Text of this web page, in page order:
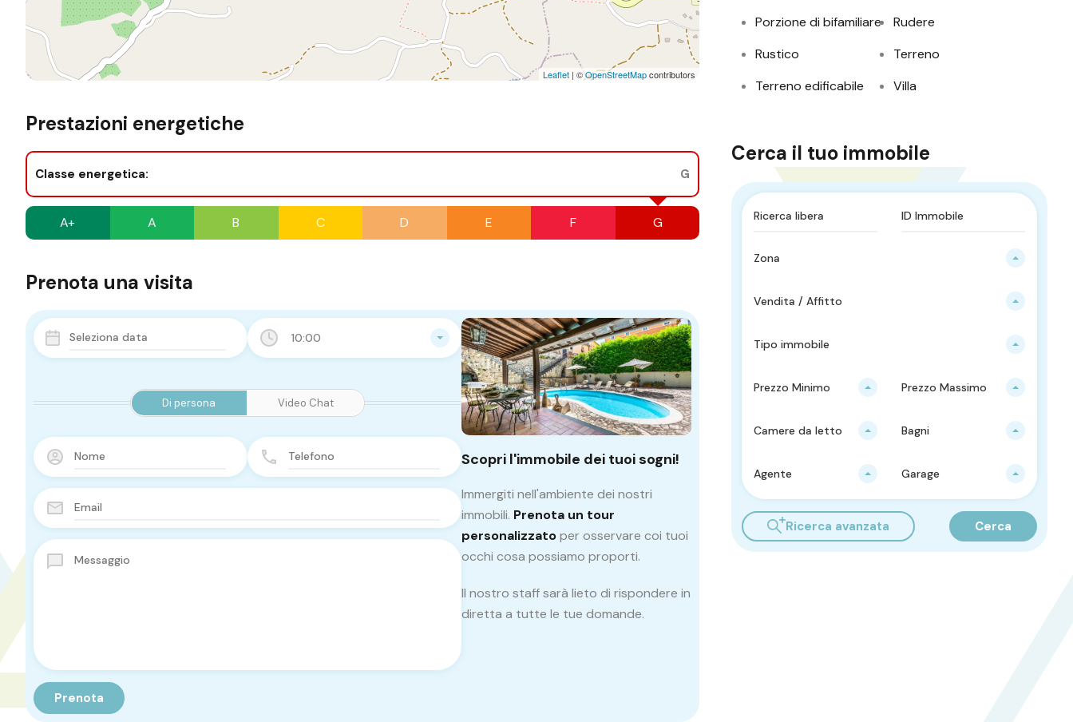
Leaflet | ©OpenStreetMapcontributors
Prestazioni energetiche
Classe energetica: G
A+ A B C D E F G
Prenota una visita
10:00
Di persona Video Chat
Scopri l'immobile dei tuoi sogni!
Immergiti nell'ambiente dei nostri
immobili. Prenota un tour
personalizzatoper osservare coi tuoi
occhi cosa possiamo proporti.
Il nostro staff sarà lieto di rispondere in
diretta a tutte le tue domande.
Porzione di bifamiliare
Rudere
Rustico
Terreno
Terreno edificabile
Villa
Cerca il tuo immobile
Zona
Vendita / Affitto
Tipo immobile
Prezzo Minimo Prezzo Massimo
Camere da letto Bagni
Agente Garage
Ricerca avanzata Cerca